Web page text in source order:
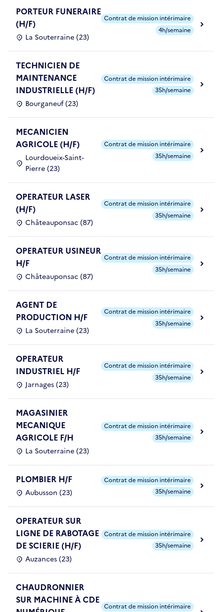
PORTEUR FUNERAIRE
(H/F)
La Souterraine (23)
Contrat de mission intérimaire
4h/semaine
TECHNICIEN DE
MAINTENANCE
INDUSTRIELLE (H/F)
Bourganeuf (23)
Contrat de mission intérimaire
35h/semaine
MECANICIEN
AGRICOLE (H/F)
Lourdoueix-Saint-
Pierre (23)
Contrat de mission intérimaire
35h/semaine
OPERATEUR LASER
(H/F)
Châteauponsac (87)
Contrat de mission intérimaire
35h/semaine
OPERATEUR USINEUR
H/F
Châteauponsac (87)
Contrat de mission intérimaire
35h/semaine
AGENT DE
PRODUCTION H/F
La Souterraine (23)
Contrat de mission intérimaire
35h/semaine
OPERATEUR
INDUSTRIEL H/F
Jarnages (23)
Contrat de mission intérimaire
35h/semaine
MAGASINIER
MECANIQUE
AGRICOLE F/H
La Souterraine (23)
Contrat de mission intérimaire
35h/semaine
PLOMBIER H/F
Aubusson (23)
Contrat de mission intérimaire
35h/semaine
OPERATEUR SUR
LIGNE DE RABOTAGE
DE SCIERIE (H/F)
Auzances (23)
Contrat de mission intérimaire
35h/semaine
CHAUDRONNIER
SUR MACHINE À CDE
Contrat de mission intérimaire